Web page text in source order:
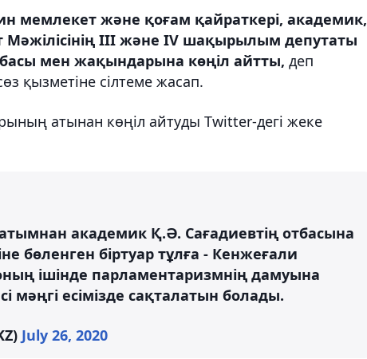
мемлекет және қоғам қайраткері, академик,
Мәжілісінің III және IV шақырылым депутаты
мен жақындарына көңіл айтты, деп
қызметіне сілтеме жасап.
атынан көңіл айтуды Twitter-дегі жеке
академик Қ.Ә. Сағадиевтің отбасына
бөленген біртуар тұлға - Кенжеғали
ішінде парламентаризмнің дамуына
есімізде сақталатын болады.
July 26, 2020